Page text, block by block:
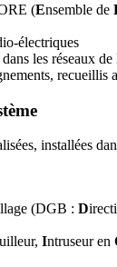
(Ensemble de
électriques
les réseaux de
recueillis
installées
(DGB : D
Intruseur en